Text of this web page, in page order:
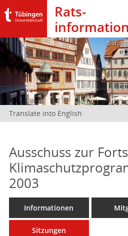
Rats­
Bild:
Translate into English
Ausschuss zur
2003
Informationen
Sitzungen